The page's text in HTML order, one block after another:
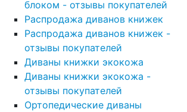
блоком - отзывы покупателей
Распродажа диванов книжек
Распродажа диванов книжек -
отзывы покупателей
Диваны книжки экокожа
Диваны книжки экокожа -
отзывы покупателей
Ортопедические диваны